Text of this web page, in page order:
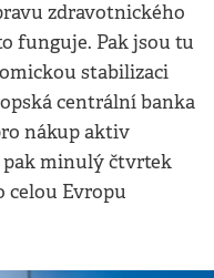
zdravotnického
funguje. Pak jsou tu
stabilizaci
centrální banka
nákup aktiv
pak minulý čtvrtek
celou Evropu